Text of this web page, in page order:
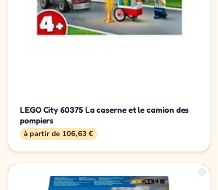
LEGO City 60375 La caserne et le camion des
pompiers
à partir de 106,63 €